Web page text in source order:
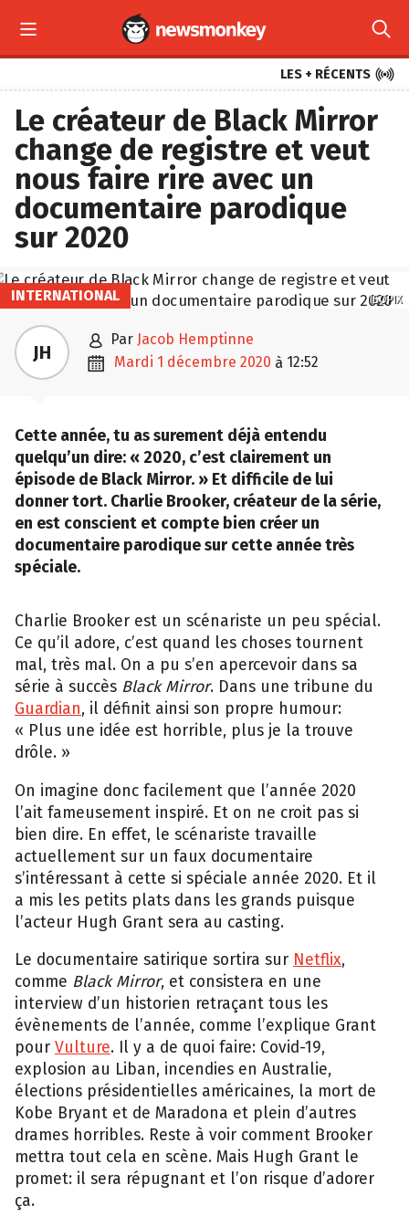
 
LES + RÉCENTS 
Le créateur de Black Mirror
change de registre et veut
nous faire rire avec un
documentaire parodique
sur 2020
ISOPIX
INTERNATIONAL
JH  par Jacob Hemptinne
 mardi 1 décembre 2020 à 12:52
Cette année, tu as surement déjà entendu
quelqu’un dire: « 2020, c’est clairement un
épisode de Black Mirror. » Et difficile de lui
donner tort. Charlie Brooker, créateur de la série,
en est conscient et compte bien créer un
documentaire parodique sur cette année très
spéciale.
Charlie Brooker est un scénariste un peu spécial.
Ce qu’il adore, c’est quand les choses tournent
mal, très mal. On a pu s’en apercevoir dans sa
série à succès Black Mirror. Dans une tribune du
Guardian, il définit ainsi son propre humour:
« Plus une idée est horrible, plus je la trouve
drôle. »
On imagine donc facilement que l’année 2020
l’ait fameusement inspiré. Et on ne croit pas si
bien dire. En effet, le scénariste travaille
actuellement sur un faux documentaire
s’intéressant à cette si spéciale année 2020. Et il
a mis les petits plats dans les grands puisque
l’acteur Hugh Grant sera au casting.
Le documentaire satirique sortira sur Netflix,
comme Black Mirror, et consistera en une
interview d’un historien retraçant tous les
évènements de l’année, comme l’explique Grant
pour Vulture. Il y a de quoi faire: Covid-19,
explosion au Liban, incendies en Australie,
élections présidentielles américaines, la mort de
Kobe Bryant et de Maradona et plein d’autres
drames horribles. Reste à voir comment Brooker
mettra tout cela en scène. Mais Hugh Grant le
promet: il sera répugnant et l’on risque d’adorer
ça.